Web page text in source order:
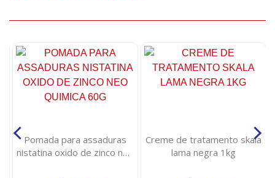
Pomada para assaduras
nistatina oxido de zinco neo
Creme de tratamento skala
lama negra 1kg